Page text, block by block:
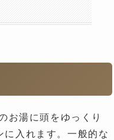
お湯に頭をゆっくり
入れます。一般的な